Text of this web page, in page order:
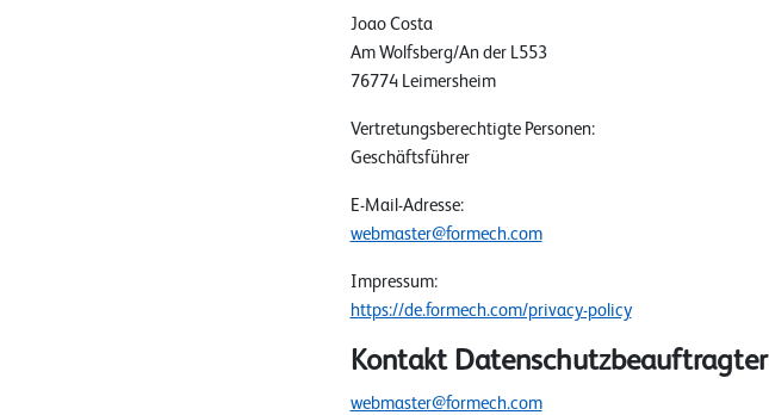
Joao Costa
Am Wolfsberg/An der L553
76774 Leimersheim
Vertretungsberechtigte Personen:
Geschäftsführer
E-Mail-Adresse:
webmaster@formech.com
Impressum:
https://de.formech.com/privacy-policy
Kontakt Datenschutzbeauftragter
webmaster@formech.com